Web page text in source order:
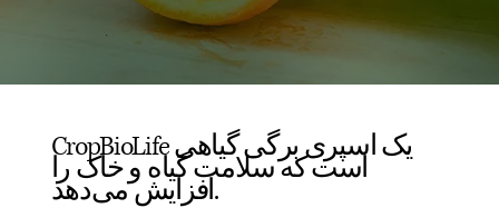
CropBioLife یک اسپری برگی گیاهی
است که سلامت گیاه و خاک را
افزایش می‌دهد.